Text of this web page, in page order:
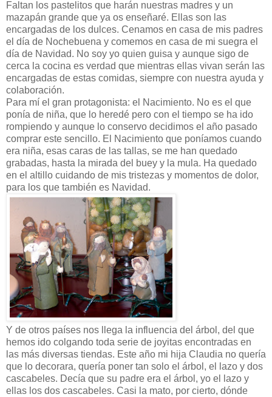
Faltan los pastelitos que harán nuestras madres y un
mazapán grande que ya os enseñaré. Ellas son las
encargadas de los dulces. Cenamos en casa de mis padres
el día de Nochebuena y comemos en casa de mi suegra el
día de Navidad. No soy yo quien guisa y aunque sigo de
cerca la cocina es verdad que mientras ellas vivan serán las
encargadas de estas comidas, siempre con nuestra ayuda y
colaboración.
Para mí el gran protagonista: el Nacimiento. No es el que
ponía de niña, que lo heredé pero con el tiempo se ha ido
rompiendo y aunque lo conservo decidimos el año pasado
comprar este sencillo. El Nacimiento que poníamos cuando
era niña, esas caras de las tallas, se me han quedado
grabadas, hasta la mirada del buey y la mula. Ha quedado
en el altillo cuidando de mis tristezas y momentos de dolor,
para los que también es Navidad.
Y de otros países nos llega la influencia del árbol, del que
hemos ido colgando toda serie de joyitas encontradas en
las más diversas tiendas. Este año mi hija Claudia no quería
que lo decorara, quería poner tan solo el árbol, el lazo y dos
cascabeles. Decía que su padre era el árbol, yo el lazo y
ellas los dos cascabeles. Casi la mato, por cierto, dónde